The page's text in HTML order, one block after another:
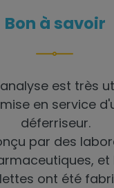
Bon à savoir
est très
en service
déferriseur.
par des
et
ont été